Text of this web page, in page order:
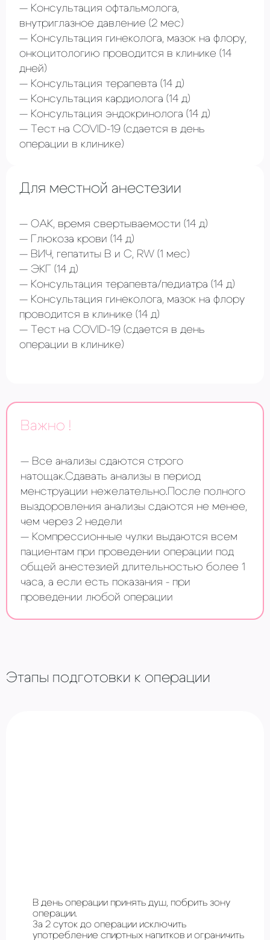
Консультация офтальмолога,
внутриглазное давление (2 мес)
Консультация гинеколога, мазок на флору,
онкоцитологию проводится в клинике (14
дней)
Консультация терапевта (14 д)
Консультация кардиолога (14 д)
Консультация эндокринолога (14 д)
Тест на COVID-19 (сдается в день
операции в клинике)
Для местной анестезии
ОАК, время свертываемости (14 д)
Глюкоза крови (14 д)
ВИЧ, гепатиты В и С, RW (1 мес)
ЭКГ (14 д)
Консультация терапевта/педиатра (14 д)
Консультация гинеколога, мазок на флору
проводится в клинике (14 д)
Тест на COVID-19 (сдается в день
операции в клинике)
Важно !
Все анализы сдаются строго
натощак.Сдавать анализы в период
менструации нежелательно.После полного
выздоровления анализы сдаются не менее,
чем через 2 недели
Компрессионные чулки выдаются всем
пациентам при проведении операции под
общей анестезией длительностью более 1
часа, а если есть показания - при
проведении любой операции
Этапы подготовки к операции
В день операции принять душ, побрить зону
операции.
За 2 суток до операции исключить
употребление спиртных напитков и ограничить